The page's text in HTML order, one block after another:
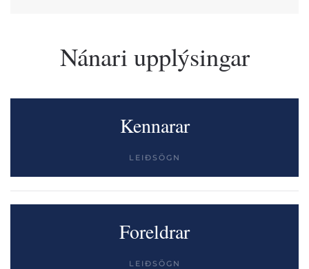
Nánari upplýsingar
Kennarar
LEIÐSÖGN
Foreldrar
LEIÐSÖGN